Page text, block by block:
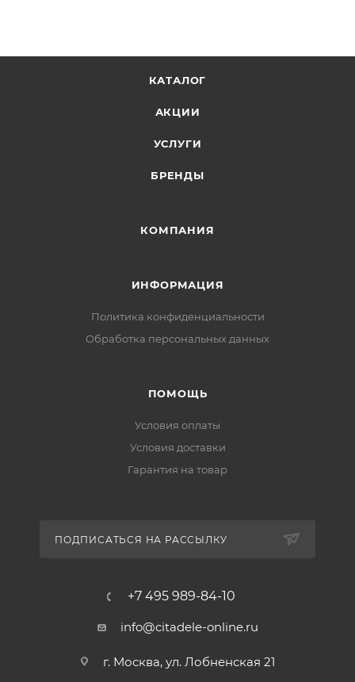
КАТАЛОГ
АКЦИИ
УСЛУГИ
БРЕНДЫ
КОМПАНИЯ
ИНФОРМАЦИЯ
Политика конфиденциальности
Обработка персональных данных
ПОМОЩЬ
Условия оплаты
Условия доставки
Гарантия на товар
ПОДПИСАТЬСЯ НА РАССЫЛКУ
+7 495 989-84-10
info@citadele-online.ru
г. Москва, ул. Лобненская 21